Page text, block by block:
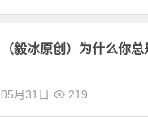
（毅冰原创）为什么你总
05月31日 219